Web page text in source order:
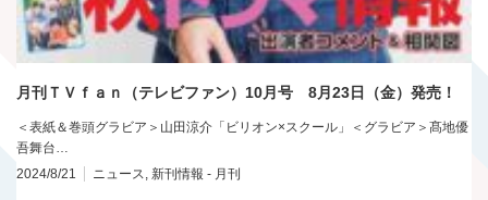
月刊ＴＶｆａｎ（テレビファン）10月号 8月23日（金）発売！
＜表紙＆巻頭グラビア＞山田涼介「ビリオン×スクール」＜グラビア＞髙地優
吾舞台…
2024/8/21
ニュース, 新刊情報 - 月刊